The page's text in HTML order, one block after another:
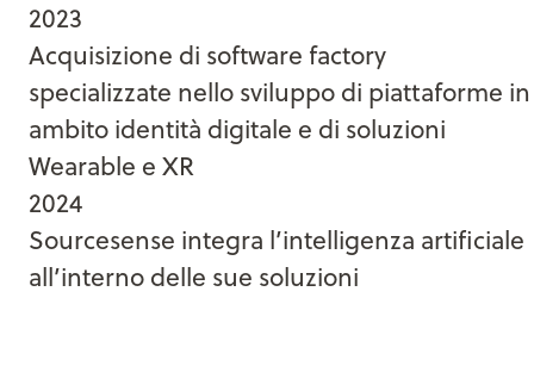
2023
Acquisizione di software factory
specializzate nello sviluppo di piattaforme in
ambito identità digitale e di soluzioni
Wearable e XR
2024
Sourcesense integra l’intelligenza artificiale
all’interno delle sue soluzioni